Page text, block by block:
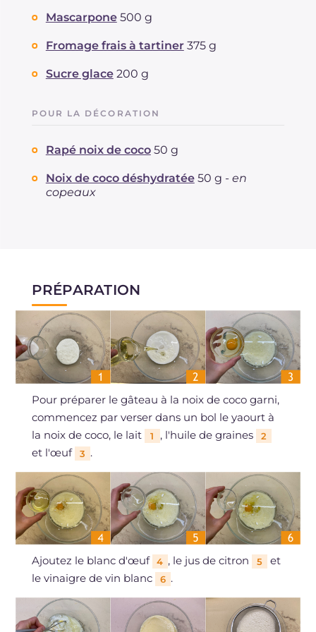
Mascarpone 500 g
Fromage frais à tartiner 375 g
Sucre glace 200 g
POUR LA DÉCORATION
Rapé noix de coco 50 g
Noix de coco déshydratée 50 g - en
copeaux
PRÉPARATION
Pour préparer le gâteau à la noix de coco garni,
commencez par verser dans un bol le yaourt à
la noix de coco, le lait
1 , l'huile de graines 2
et l'œuf 3 .
Ajoutez le blanc d'œuf 4 , le jus de citron 5
et
le vinaigre de vin blanc
6 .